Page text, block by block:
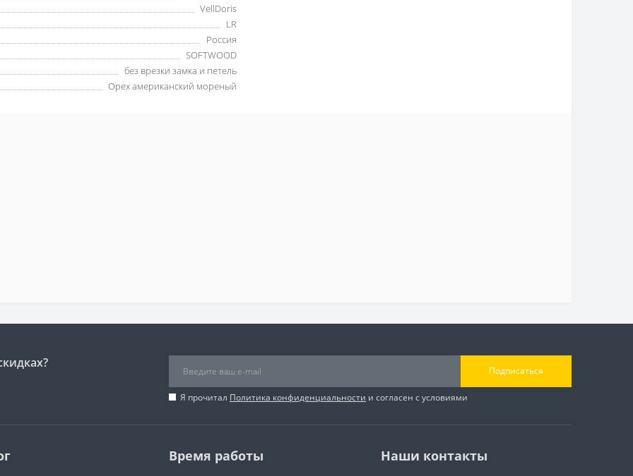
VellDoris
LR
Россия
SOFTWOOD
без врезки замка и петель
Орех американский мореный
Подписаться
Я прочитал Политика конфиденциальности и согласен с условиями
Время работы Наши контакты